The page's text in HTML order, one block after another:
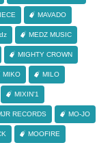
MAVADO
MEDZ MUSIC
MIGHTY CROWN
MIKO MILO
MIXIN'1
RECORDS MO-JO
MOOFIRE